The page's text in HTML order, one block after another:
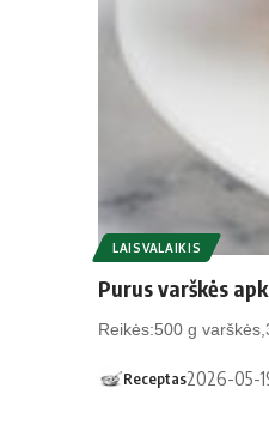
LAISVALAIKIS
Purus varškės
Reikės:500 g
Receptas2026-05-